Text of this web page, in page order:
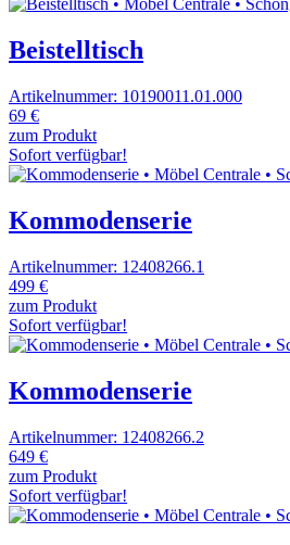
Beistelltisch
Artikelnummer: 10190011.01.000
69 €
zum Produkt
Sofort verfügbar!
Kommodenserie
Artikelnummer: 12408266.1
499 €
zum Produkt
Sofort verfügbar!
Kommodenserie
Artikelnummer: 12408266.2
649 €
zum Produkt
Sofort verfügbar!